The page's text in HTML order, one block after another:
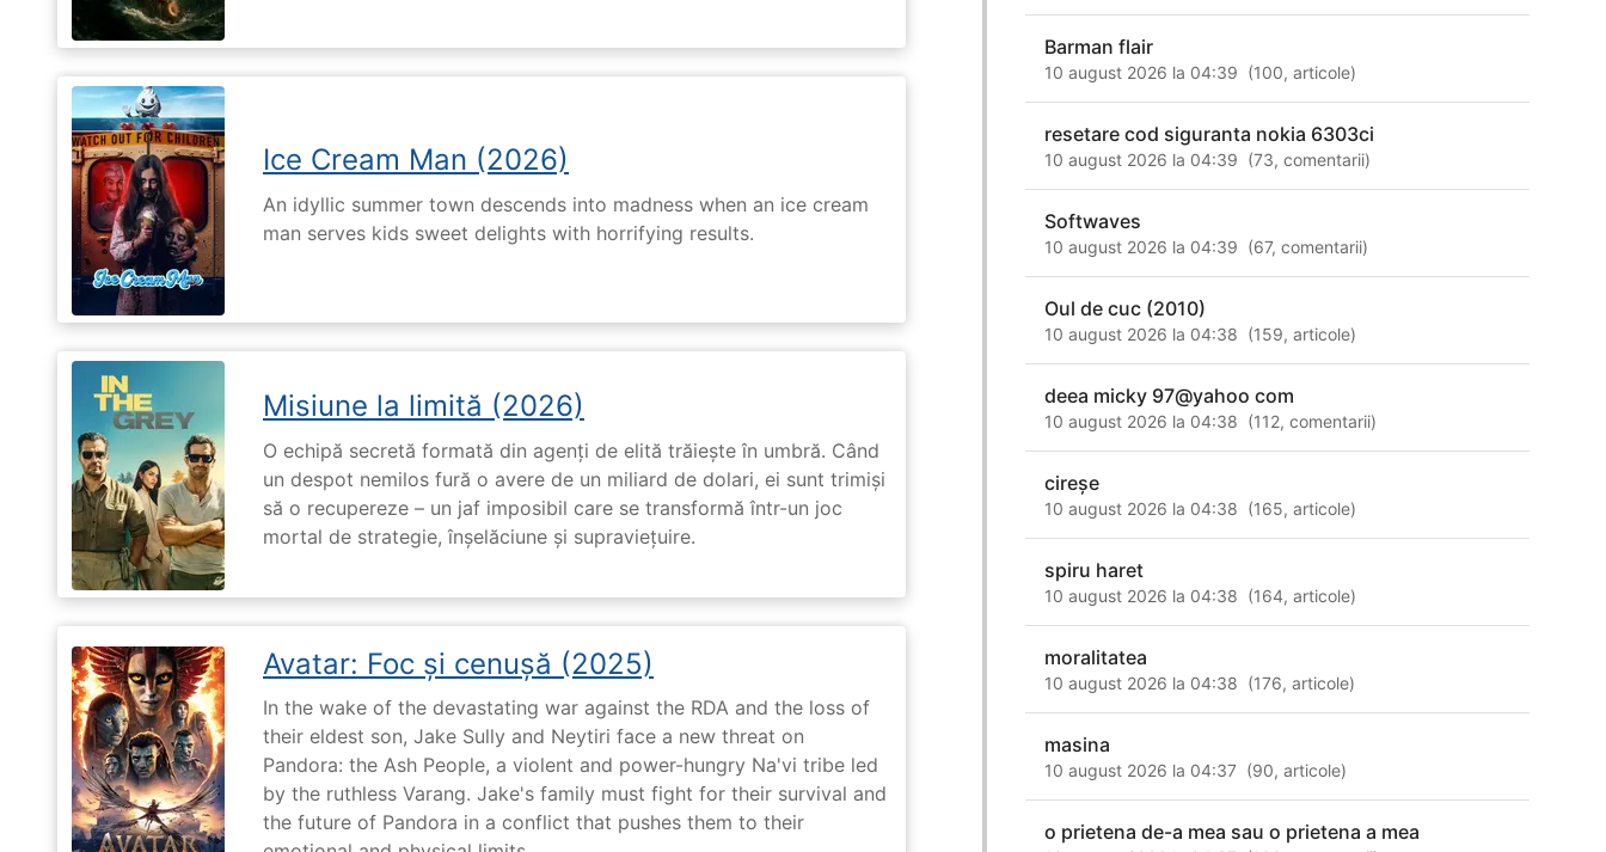
Ice Cream Man (2026)
An idyllic summer town descends into madness when an ice cream
man serves kids sweet delights with horrifying results.
Misiune la limită (2026)
O echipă secretă formată din agenți de elită trăiește în umbră. Când
un despot nemilos fură o avere de un miliard de dolari, ei sunt trimiși
să o recupereze – un jaf imposibil care se transformă într-un joc
mortal de strategie, înșelăciune și supraviețuire.
Avatar: Foc și cenușă (2025)
In the wake of the devastating war against the RDA and the loss of
their eldest son, Jake Sully and Neytiri face a new threat on
Pandora: the Ash People, a violent and power-hungry Na'vi tribe led
by the ruthless Varang. Jake's family must fight for their survival and
the future of Pandora in a conflict that pushes them to their
Barman flair
10 august 2026 la 04:39 (100,articole)
resetare cod siguranta nokia 6303ci
10 august 2026 la 04:39 (73,comentarii)
Softwaves
10 august 2026 la 04:39 (67,comentarii)
Oul de cuc (2010)
10 august 2026 la 04:38 (159,articole)
deea micky 97@yahoo com
10 august 2026 la 04:38 (112,comentarii)
cireșe
10 august 2026 la 04:38 (165,articole)
spiru haret
10 august 2026 la 04:38 (164,articole)
moralitatea
10 august 2026 la 04:38 (176,articole)
masina
10 august 2026 la 04:37 (90,articole)
o prietena de-a mea sau o prietena a mea